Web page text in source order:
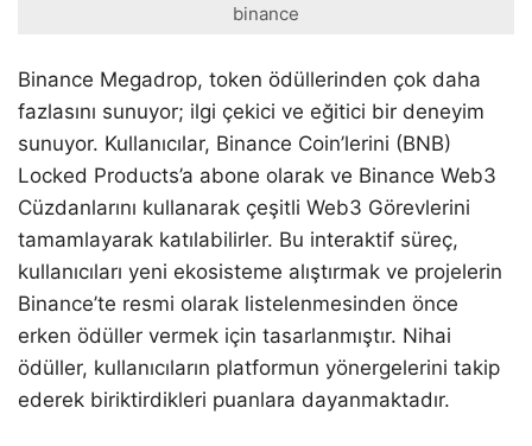
binance
Binance Megadrop, token ödüllerinden çok daha
fazlasını sunuyor; ilgi çekici ve eğitici bir deneyim
sunuyor. Kullanıcılar, Binance Coin’lerini (BNB)
Locked Products’a abone olarak ve Binance Web3
Cüzdanlarını kullanarak çeşitli Web3 Görevlerini
tamamlayarak katılabilirler. Bu interaktif süreç,
kullanıcıları yeni ekosisteme alıştırmak ve projelerin
Binance’te resmi olarak listelenmesinden önce
erken ödüller vermek için tasarlanmıştır. Nihai
ödüller, kullanıcıların platformun yönergelerini takip
ederek biriktirdikleri puanlara dayanmaktadır.